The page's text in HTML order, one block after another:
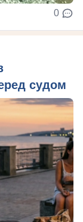
0
судом